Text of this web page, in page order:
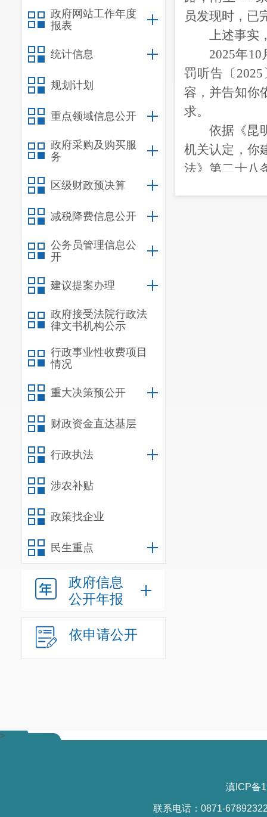
政府网站工作年度
报表
统计信息
规划计划
重点领域信息公开
政府采购及购买服
务
区级财政预决算
减税降费信息公开
公务员管理信息公
开
建议提案办理
政府接受法院行政法
律文书机构公示
行政事业性收费项目
情况
重大决策预公开
财政资金直达基层
行政执法
涉农补贴
政策找企业
民生重点
政府信息
公开年报
依申请公开
员发现时，已
上述事实
2025年
罚听告〔
容，并告知你
求。
依据《昆
机关认定，你
法》第二十八
>
滇ICP备
联系电话：0871-